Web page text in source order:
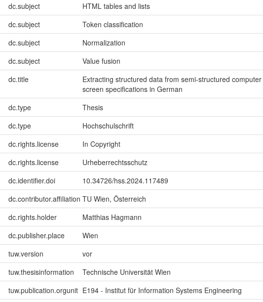
dc.subject
HTML tables and lists
dc.subject
Token classification
dc.subject
Normalization
dc.subject
Value fusion
dc.title
Extracting structured data from semi-structured computer
screen specifications in German
dc.type
Thesis
dc.type
Hochschulschrift
dc.rights.license
In Copyright
dc.rights.license
Urheberrechtsschutz
dc.identifier.doi
10.34726/hss.2024.117489
dc.contributor.affiliation TU Wien, Österreich
dc.rights.holder
Matthias Hagmann
dc.publisher.place
Wien
tuw.version
vor
tuw.thesisinformation
Technische Universität Wien
tuw.publication.orgunit E194 - Institut für Information Systems Engineering